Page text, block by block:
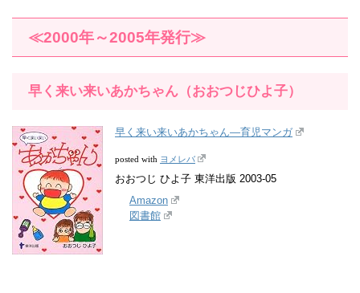
≪2000年～2005年発行≫
早く来い来いあかちゃん（おおつじひよ子）
早く来い来いあかちゃん―育児マンガ
posted with ヨメレバ
おおつじ ひよ子 東洋出版 2003-05
Amazon
図書館